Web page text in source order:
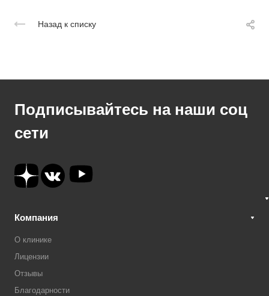
Назад к списку
Подписывайтесь на наши соц
сети
Компания
О клинике
Лицензии
Отзывы
Благодарности